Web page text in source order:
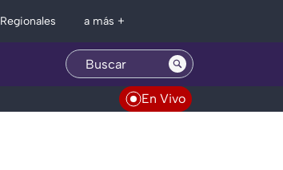
Regionales a más +
En Vivo